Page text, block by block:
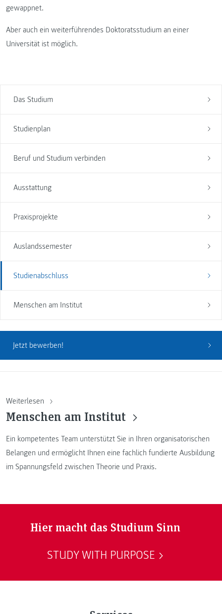
Das Studium
Studienplan
Beruf und Studium verbinden
Ausstattung
Praxisprojekte
Auslandssemester
Studienabschluss
Menschen am Institut
Jetzt bewerben!
gewappnet.
Aber auch ein weiterführendes Doktoratsstudium an einer
Universität ist möglich.
Weiterlesen
Menschen am Institut
Ein kompetentes Team unterstützt Sie in Ihren organisatorischen
Belangen und ermöglicht Ihnen eine fachlich fundierte Ausbildung
im Spannungsfeld zwischen Theorie und Praxis.
Hier macht das Studium Sinn
STUDY WITH PURPOSE